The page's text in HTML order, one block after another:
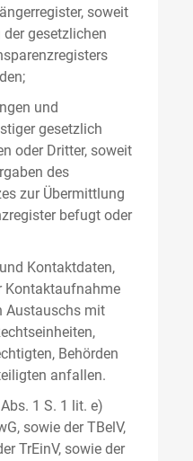
soweit
gesetzlichen
und
gesetzlich
oder Dritter, soweit
des
zur Übermittlung
befugt oder
Kontaktdaten,
Kontaktaufnahme
Austauschs mit
Behörden
anfallen.
1 S. 1 lit. e)
sowie der TBelV,
TrEinV, sowie der